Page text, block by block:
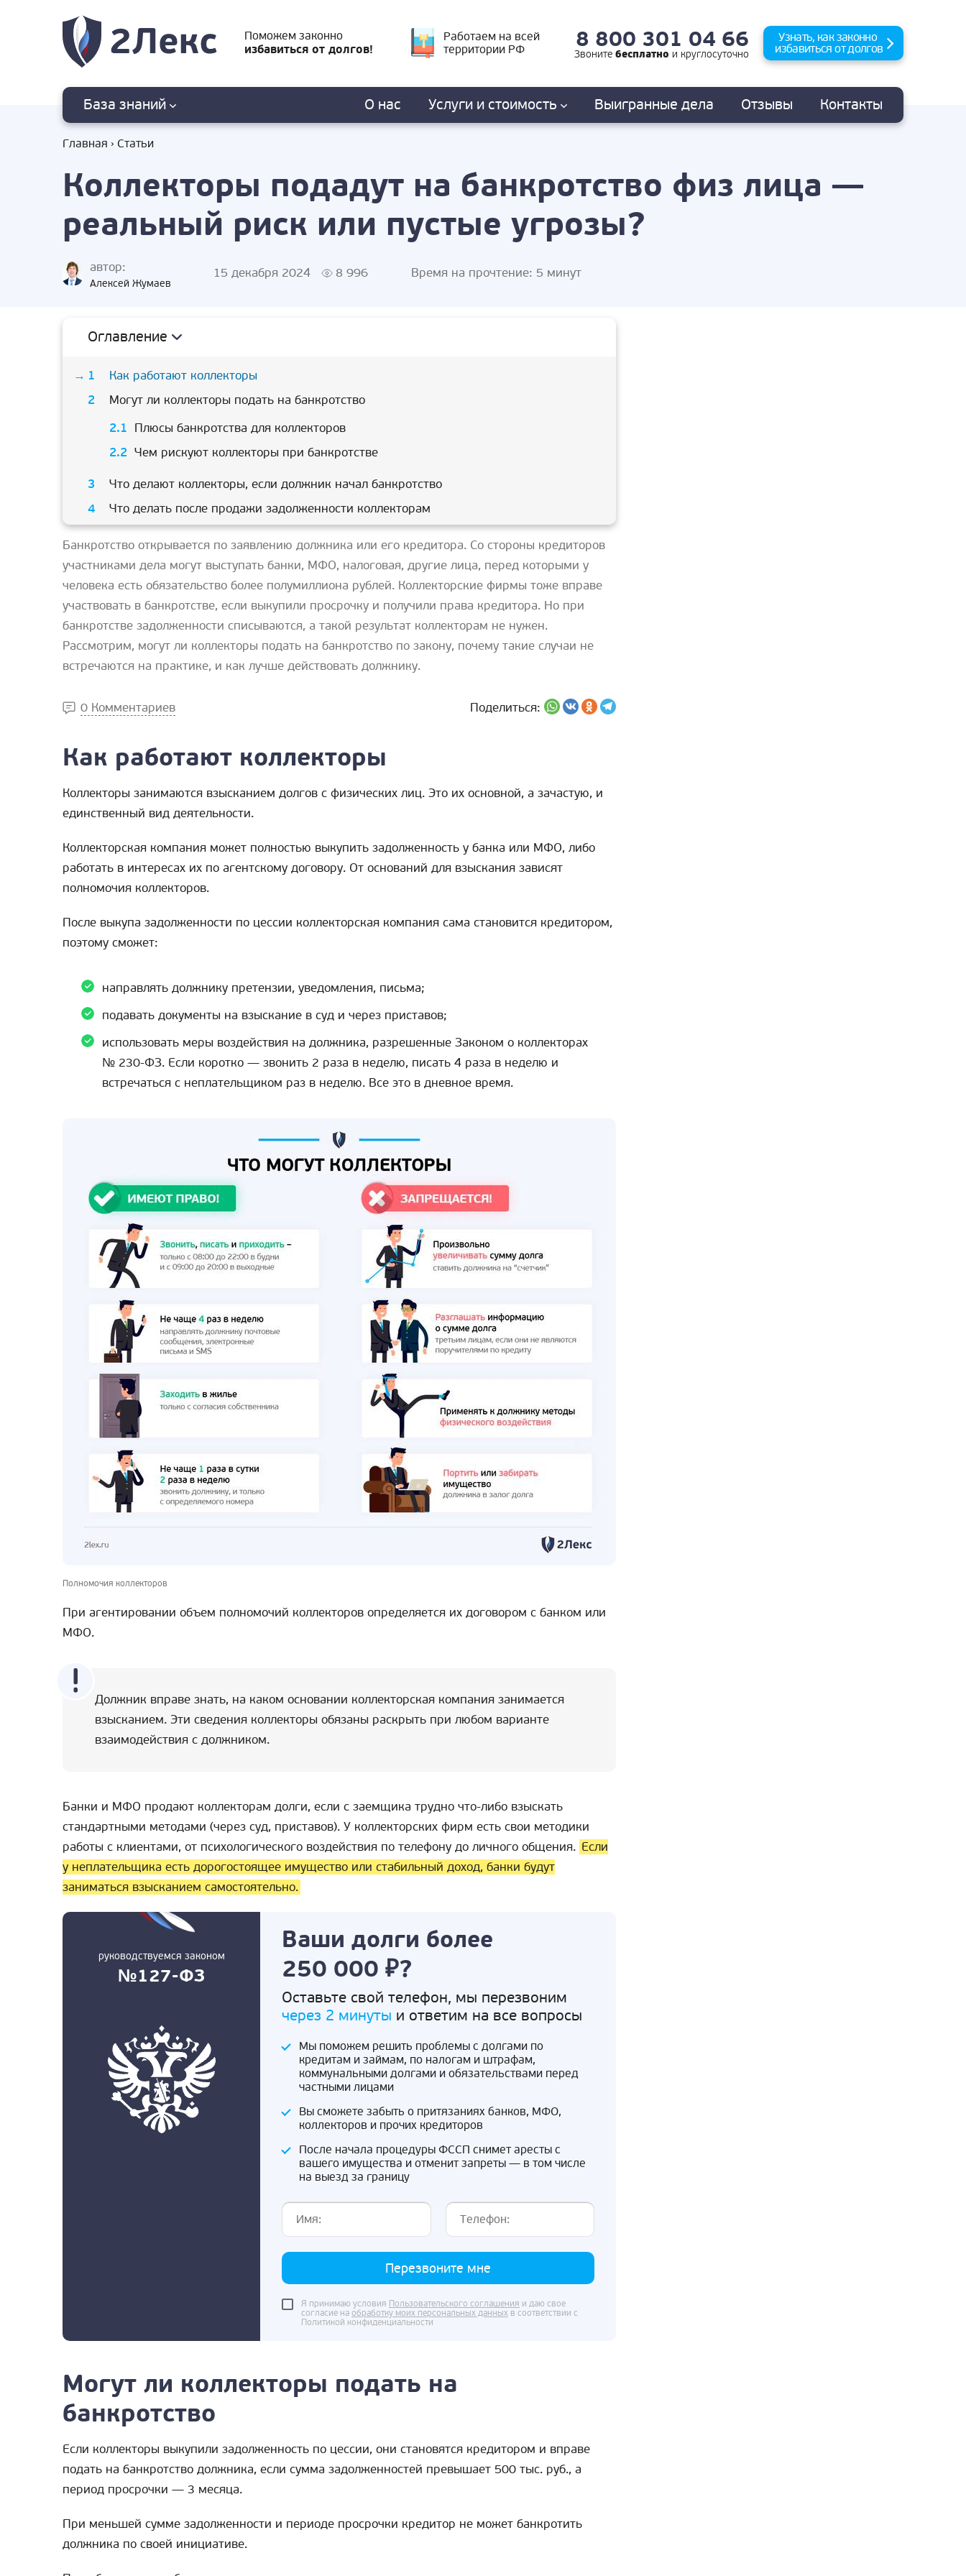
Поможем законно
избавиться от долгов!
Работаем на всей
территории РФ
8 800 301 04 66
Звонитебесплатно икруглосуточно
Узнать, как законно
избавиться от долгов
База знаний О нас Услуги и стоимость Выигранные дела Отзывы Контакты
Главная Статьи
Коллекторы подадут на банкротство физ лица —
реальный риск или пустые угрозы?
автор:
Алексей Жумаев
15 декабря 2024 8 996 Время на прочтение: 5 минут
Оглавление
Как работают коллекторы
Могут ли коллекторы подать на банкротство
Плюсы банкротства для коллекторов
Чем рискуют коллекторы при банкротстве
Что делают коллекторы, если должник начал банкротство
Что делать после продажи задолженности коллекторам
Банкротство открывается по заявлению должника или его кредитора. Со стороны кредиторов
участниками дела могут выступать банки, МФО, налоговая, другие лица, перед которыми у
человека есть обязательство более полумиллиона рублей. Коллекторские фирмы тоже вправе
участвовать в банкротстве, если выкупили просрочку и получили права кредитора. Но при
банкротстве задолженности списываются, а такой результат коллекторам не нужен.
Рассмотрим, могут ли коллекторы подать на банкротство по закону, почему такие случаи не
встречаются на практике, и как лучше действовать должнику.
0 Комментариев Поделиться:
Как работают коллекторы
Коллекторы занимаются взысканием долгов с физических лиц. Это их основной, а зачастую, и
единственный вид деятельности.
Коллекторская компания может полностью выкупить задолженность у банка или МФО, либо
работать в интересах их по агентскому договору. От оснований для взыскания зависят
полномочия коллекторов.
После выкупа задолженности по цессии коллекторская компания сама становится кредитором,
поэтому сможет:
направлять должнику претензии, уведомления, письма;
подавать документы на взыскание в суд и через приставов;
использовать меры воздействия на должника, разрешенные Законом о коллекторах
№ 230-ФЗ. Если коротко — звонить 2 раза в неделю, писать 4 раза в неделю и
встречаться с неплательщиком раз в неделю. Все это в дневное время.
Полномочия коллекторов
При агентировании объем полномочий коллекторов определяется их договором с банком или
МФО.
Должник вправе знать, на каком основании коллекторская компания занимается
взысканием. Эти сведения коллекторы обязаны раскрыть при любом варианте
взаимодействия с должником.
Банки и МФО продают коллекторам долги, если с заемщика трудно что-либо взыскать
стандартными методами (через суд, приставов). У коллекторских фирм есть свои методики
работы с клиентами, от психологического воздействия по телефону до личного общения. Если
у неплательщика есть дорогостоящее имущество или стабильный доход, банки будут
заниматься взысканием самостоятельно.
руководствуемся законом
№127-ФЗ
Ваши долги более
250 000 ₽?
Оставьте свой телефон, мы перезвоним
через 2 минуты и ответим на все вопросы
Мы поможем решить проблемы с долгами по
кредитам и займам, по налогам и штрафам,
коммунальными долгами и обязательствами перед
частными лицами
Вы сможете забыть о притязаниях банков, МФО,
коллекторов и прочих кредиторов
После начала процедуры ФССП снимет аресты с
вашего имущества и отменит запреты — в том числе
на выезд за границу
Перезвоните мне
Я принимаю условия Пользовательского соглашения и даю свое
согласие на обработку моих персональных данных в соответствии с
Политикой конфиденциальности
Могут ли коллекторы подать на
банкротство
Если коллекторы выкупили задолженность по цессии, они становятся кредитором и вправе
подать на банкротство должника, если сумма задолженностей превышает 500 тыс. руб., а
период просрочки — 3 месяца.
При меньшей сумме задолженности и периоде просрочки кредитор не может банкротить
должника по своей инициативе.